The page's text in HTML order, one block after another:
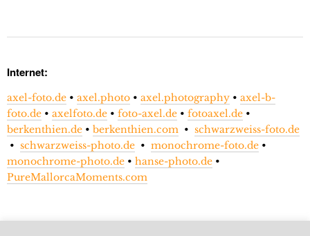
Internet:
axel-foto.de • axel.photo • axel.photography • axel-b-
foto.de • axelfoto.de • foto-axel.de • fotoaxel.de •
berkenthien.de • berkenthien.com • schwarzweiss-foto.de
• schwarzweiss-photo.de • monochrome-foto.de •
monochrome-photo.de • hanse-photo.de •
PureMallorcaMoments.com